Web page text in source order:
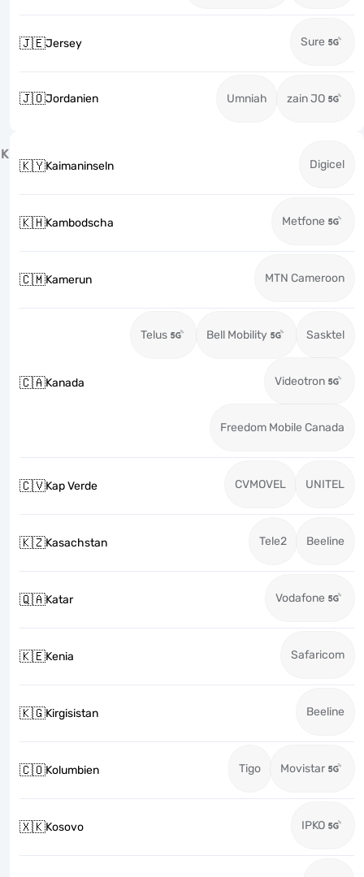
🇯🇪Jersey Sure
🇯🇴Jordanien Umniah zain JO
K
🇰🇾Kaimaninseln Digicel
🇰🇭Kambodscha Metfone
🇨🇲Kamerun MTN Cameroon
🇨🇦Kanada
Telus Bell Mobility Sasktel
Videotron
Freedom Mobile Canada
🇨🇻Kap Verde CVMOVEL UNITEL
🇰🇿Kasachstan Tele2 Beeline
🇶🇦Katar Vodafone
🇰🇪Kenia Safaricom
🇰🇬Kirgisistan Beeline
🇨🇴Kolumbien Tigo Movistar
🇽🇰Kosovo IPKO